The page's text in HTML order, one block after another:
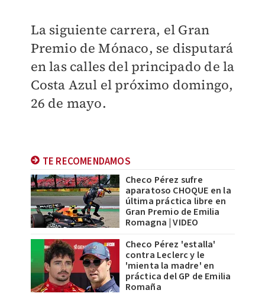
La siguiente carrera, el Gran
Premio de Mónaco, se disputará
en las calles del principado de la
Costa Azul el próximo domingo,
26 de mayo.
TE RECOMENDAMOS
Checo Pérez sufre
aparatoso CHOQUE en la
última práctica libre en
Gran Premio de Emilia
Romagna | VIDEO
Checo Pérez 'estalla'
contra Leclerc y le
'mienta la madre' en
práctica del GP de Emilia
Romaña